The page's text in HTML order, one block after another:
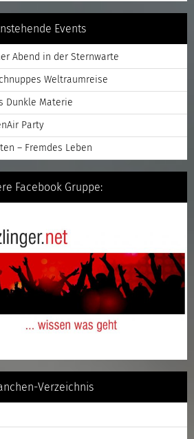
Events
Abend in der Sternwarte
Weltraumreise
Dunkle Materie
Party
– Fremdes Leben
Facebook Gruppe:
Verzeichnis